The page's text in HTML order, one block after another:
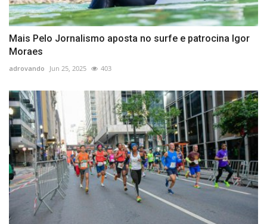
Mais Pelo Jornalismo aposta no surfe e patrocina Igor
Moraes
adrovando Jun 25, 2025 403